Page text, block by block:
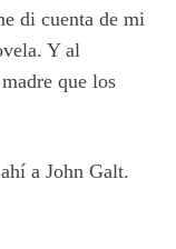
di cuenta de mi
Y al
que los
a John Galt.